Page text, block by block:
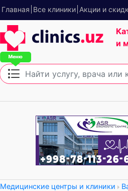
Главная Все клиники Акции и
и
Медицинские центры и клиники